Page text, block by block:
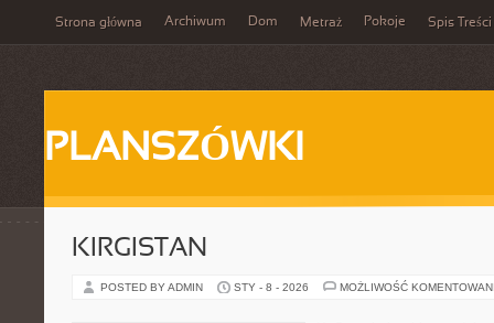
Strona główna Archiwum Dom Metraż Pokoje Spis Treści
PLANSZÓWKI
KIRGISTAN
POSTED BY ADMIN STY - 8 - 2026 MOŻLIWOŚĆ